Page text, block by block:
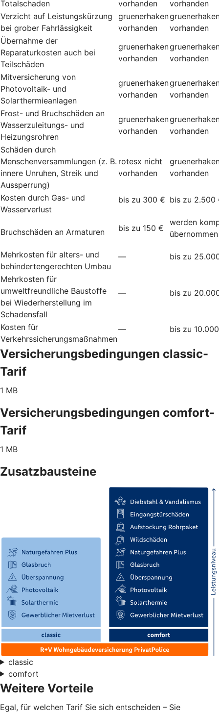
Totalschaden vorhanden
vorhanden
Verzicht auf Leistungskürzung
bei grober Fahrlässigkeit
gruenerhaken
vorhanden
vorhanden
Übernahme der
Reparaturkosten auch bei
Teilschäden
gruenerhaken
vorhanden
vorhanden
Mitversicherung von
Photovoltaik- und
Solarthermieanlagen
gruenerhaken
vorhanden
vorhanden
Frost- und Bruchschäden an
Wasserzuleitungs- und
Heizungsrohren
gruenerhaken
vorhanden
vorhanden
Schäden durch
Menschenversammlungen (z. B.
innere Unruhen, Streik und
Aussperrung)
rotesx nicht
vorhanden
vorhanden
Kosten durch Gas- und
Wasserverlust
bis zu 300 € bis zu 2.500
Bruchschäden an Armaturen bis zu 150 €
werden
übernommen
Mehrkosten für alters- und
behindertengerechten Umbau
— bis zu
Mehrkosten für
umweltfreundliche Baustoffe
bei Wiederherstellung im
Schadensfall
— bis zu
Kosten für
Verkehrssicherungsmaßnahmen
— bis zu
Versicherungsbedingungen classic-
Tarif
1 MB
Versicherungsbedingungen comfort-
Tarif
1 MB
Zusatzbausteine
classic
comfort
Weitere Vorteile
Egal, für welchen Tarif Sie sich entscheiden – Sie